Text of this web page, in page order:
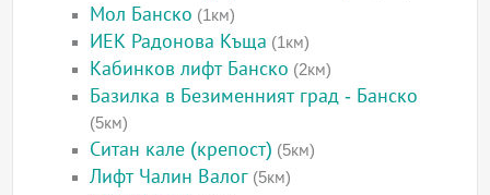
Мол Банско (1км)
ИЕК Радонова Къща (1км)
Кабинков лифт Банско (2км)
Базилка в Безименният град - Банско
(5км)
Ситан кале (крепост) (5км)
Лифт Чалин Валог (5км)